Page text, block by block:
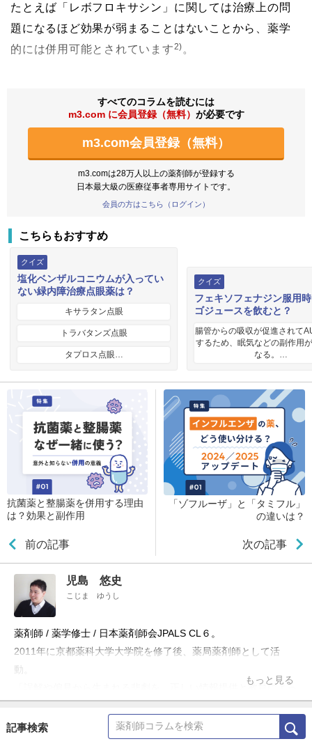
たとえば「レボフロキサシン」に関しては治療上の問
題になるほど効果が弱まることはないことから、薬学
的には併用可能とされています2) 。
すべてのコラムを読むには
m3.com に会員登録（無料） が必要です
m3.com会員登録（無料）
m3.comは28万人以上の薬剤師が登録する
日本最大級の医療従事者専用サイトです。
会員の方はこちら（ログイン）
こちらもおすすめ
クイズ
塩化ベンザルコニウムが入ってい
ない緑内障治療点眼薬は？
キサラタン点眼
トラバタンズ点眼
タプロス点眼…
クイズ
フェキソフェナジン服用
ゴジュースを飲むと？
腸管からの吸収が促進されて
するため、眠気などの副作用
なる。…
抗菌薬と整腸薬を併用する理由
は？効果と副作用
前の記事
「ゾフルーザ」と「タミフル」
の違いは？
次の記事
児島 悠史
こじま ゆうし
薬剤師 / 薬学修士 / 日本薬剤師会JPALS CL６。
2011年に京都薬科大学大学院を修了後、薬局薬剤師として活
動。
「誤解や偏見から生まれる悲劇を、正しい情報提供と教育によっ
Information」やTwitter「@Fizz_DI」を使って科学的根拠に基づ
いた医療情報の発信・共有を行うほか、大学や薬剤師会の研修会
もっと見る
記事検索